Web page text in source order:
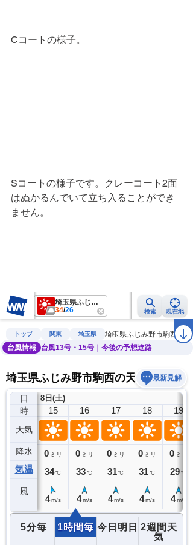
Cコートの様子。
Sコートの様子です。クレーコート2面
はぬかるんでいて立ち入ることができ
ません。